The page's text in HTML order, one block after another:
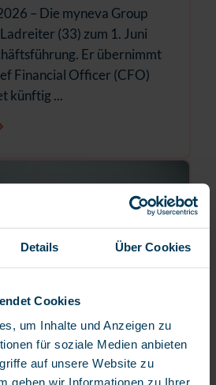
Details Über Cookies
Cookies
um Inhalte und Anzeigen zu
für soziale Medien anbieten
auf unsere Website zu
– Die myneva Group
(33) zum 1. Juni
Er übernimmt
Financial Officer (CFO)
künftig ...